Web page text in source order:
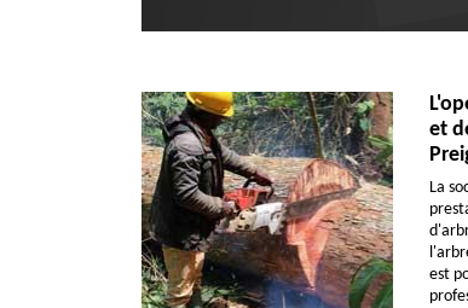
et
La
est